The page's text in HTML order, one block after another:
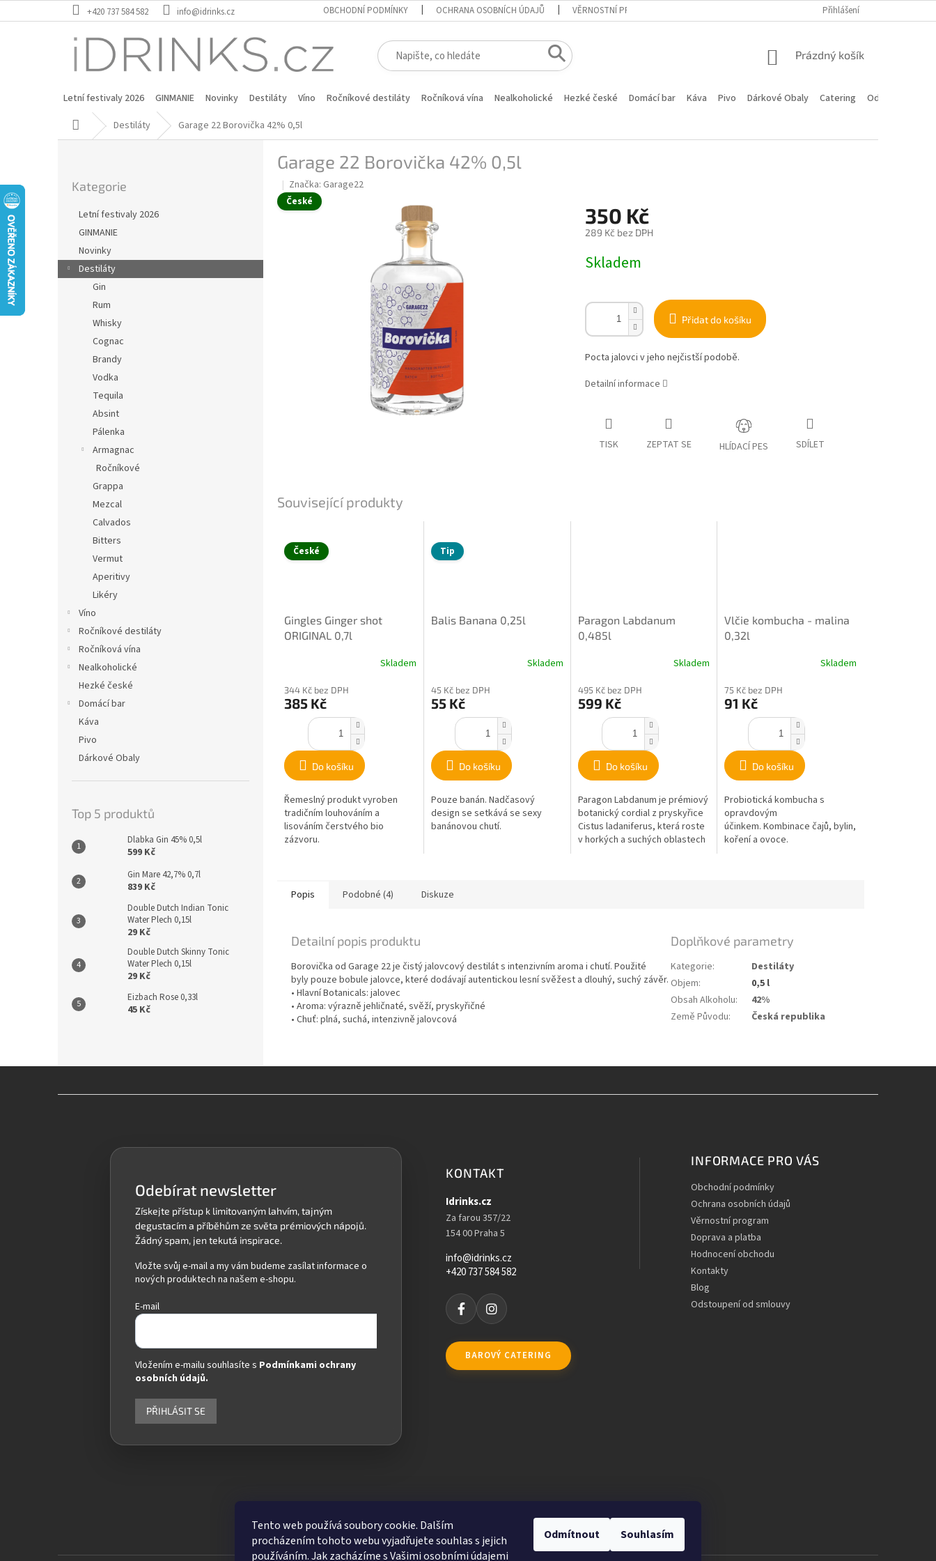
Tento web používá soubory cookie. Dalším
procházením tohoto webu vyjadřujete souhlas s jejich
používáním. Jak zacházíme s Vašimi osobními údajemi
Odmítnout Souhlasím
na
+420 737 584 582 info@idrinks.cz OBCHODNÍ PODMÍNKY OCHRANA OSOBNÍCH ÚDAJŮ VĚRNOSTNÍ PROGRAM HODNOCENÍ OBCHODU
Přihlášení
NÁKUPNÍ
Prázdný košík
Letní festivaly 2026 GINMANIE Novinky Destiláty Víno Ročníkové destiláty Ročníková vína Nealkoholické Hezké české Domácí bar Káva Pivo Dárkové Obaly Catering
Odstoupení od
Domů Destiláty Garage 22 Borovička 42% 0,5l
kategorie
Kategorie
Letní festivaly 2026
GINMANIE
Novinky
Destiláty
Gin
Rum
Whisky
Cognac
Brandy
Vodka
Tequila
Absint
Pálenka
Armagnac
Ročníkové
Grappa
Mezcal
Calvados
Bitters
Vermut
Aperitivy
Likéry
Víno
Ročníkové destiláty
Ročníková vína
Nealkoholické
Hezké české
Domácí bar
Káva
Pivo
Dárkové Obaly
Top 5 produktů
Dlabka Gin 45% 0,5l
599 Kč
Gin Mare 42,7% 0,7l
839 Kč
Double Dutch Indian Tonic
Water Plech 0,15l
29 Kč
Double Dutch Skinny Tonic
Water Plech 0,15l
29 Kč
Eizbach Rose 0,33l
45 Kč
Garage 22 Borovička 42% 0,5l
České
Značka: Garage22
350 Kč
289 Kč bez DPH
cena:
Skladem
Přidat do košíku
Pocta jalovci v jeho nejčistší podobě.
Detailní informace
TISK ZEPTAT SE HLÍDACÍ PES SDÍLET
Související produkty
České
Gingles Ginger shot
ORIGINAL 0,7l
Skladem
344 Kč bez DPH
385 Kč
Do košíku
Řemeslný produkt vyroben
tradičním louhováním a
lisováním čerstvého bio
zázvoru.
Tip
Balis Banana 0,25l
Skladem
45 Kč bez DPH
55 Kč
Do košíku
Pouze banán. Nadčasový
design se setkává se sexy
banánovou chutí.
Paragon Labdanum
0,485l
Skladem
495 Kč bez DPH
599 Kč
Do košíku
Paragon Labdanum je prémiový
botanický cordial z pryskyřice
Cistus ladaniferus, která roste
v horkých a suchých oblastech
Vlčie kombucha - malina
0,32l
Skladem
75 Kč bez DPH
91 Kč
Do košíku
Probiotická kombucha s
opravdovým
účinkem. Kombinace čajů, bylin,
koření a ovoce.
Popis Podobné (4) Diskuze
Detailní popis produktu
Borovička od Garage 22 je čistý jalovcový destilát s intenzivním aroma i chutí. Použité
byly pouze bobule jalovce, které dodávají autentickou lesní svěžest a dlouhý, suchý závěr.
• Hlavní Botanicals: jalovec
• Aroma: výrazně jehličnaté, svěží, pryskyřičné
• Chuť: plná, suchá, intenzivně jalovcová
Doplňkové parametry
Kategorie:
Destiláty
Objem:
0,5 l
Obsah Alkoholu:
42%
Země Původu: Česká republika
Odebírat newsletter
Vložte svůj e-mail a my vám budeme zasílat informace o
nových produktech na našem e-shopu.
E-mail
Vložením e-mailu souhlasíte s Podmínkami ochrany
osobních údajů.
PŘIHLÁSIT SE
KONTAKT
Idrinks.cz
Za farou 357/22
154 00 Praha 5
info@idrinks.cz
+420 737 584 582
BAROVÝ CATERING
INFORMACE PRO VÁS
Obchodní podmínky
Ochrana osobních údajů
Věrnostní program
Doprava a platba
Hodnocení obchodu
Kontakty
Blog
Odstoupení od smlouvy